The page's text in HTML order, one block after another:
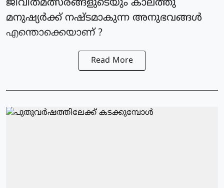
ജീവിതമത്സരങ്ങളുടെയും കാലത്തു
മനുഷ്യർക്ക് നഷ്ടമാകുന്ന അനുഭവങ്ങൾ
എന്തൊക്കെയാണ് ?
Read More